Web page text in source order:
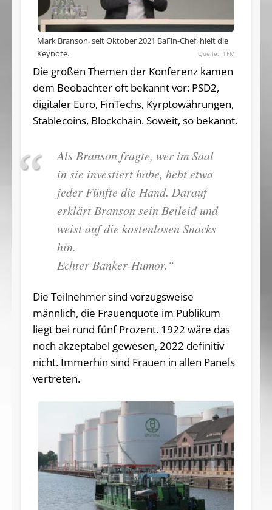
Mark Branson, seit Oktober 2021 BaFin-Chef, hielt die
Keynote.
ITFM
Die großen Themen der Konferenz kamen
dem Beobachter oft bekannt vor: PSD2,
digitaler Euro, FinTechs, Kyrptowährungen,
Stablecoins, Blockchain. Soweit, so bekannt.
Als Branson fragte, wer im Saal
in sie investiert habe, hebt etwa
jeder Fünfte die Hand. Darauf
erklärt Branson sein Beileid und
weist auf die kostenlosen Snacks
hin.
Echter Banker-Humor.“
Die Teilnehmer sind vorzugsweise
männlich, die Frauenquote im Publikum
liegt bei rund fünf Prozent. 1922 wäre das
noch akzeptabel gewesen, 2022 definitiv
nicht. Immerhin sind Frauen in allen Panels
vertreten.